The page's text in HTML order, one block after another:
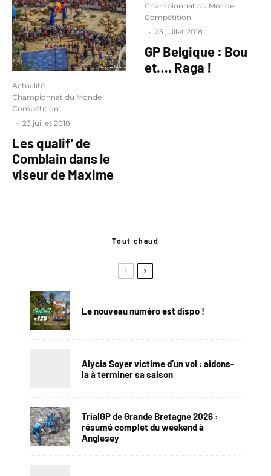
Actualité
Championnat du Monde
Compétition
· 23 juillet 2018
Les qualif’ de
Comblain dans le
viseur de Maxime
Championnat du Monde
Compétition
· 23 juillet 2018
GP Belgique : Bou
et…. Raga !
Tout chaud
Le nouveau numéro est dispo !
Alycia Soyer victime d’un vol : aidons-
la à terminer sa saison
TrialGP de Grande Bretagne 2026 :
résumé complet du weekend à
Anglesey